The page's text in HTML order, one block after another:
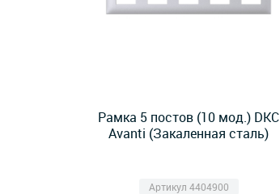
Рамка 5 постов (10 мод.) DKC
Avanti (Закаленная сталь)
Артикул 4404900